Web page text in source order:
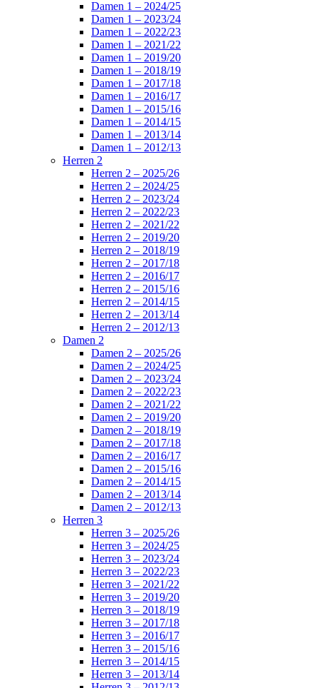
Damen 1 – 2024/25
Damen 1 – 2023/24
Damen 1 – 2022/23
Damen 1 – 2021/22
Damen 1 – 2019/20
Damen 1 – 2018/19
Damen 1 – 2017/18
Damen 1 – 2016/17
Damen 1 – 2015/16
Damen 1 – 2014/15
Damen 1 – 2013/14
Damen 1 – 2012/13
Herren 2
Herren 2 – 2025/26
Herren 2 – 2024/25
Herren 2 – 2023/24
Herren 2 – 2022/23
Herren 2 – 2021/22
Herren 2 – 2019/20
Herren 2 – 2018/19
Herren 2 – 2017/18
Herren 2 – 2016/17
Herren 2 – 2015/16
Herren 2 – 2014/15
Herren 2 – 2013/14
Herren 2 – 2012/13
Damen 2
Damen 2 – 2025/26
Damen 2 – 2024/25
Damen 2 – 2023/24
Damen 2 – 2022/23
Damen 2 – 2021/22
Damen 2 – 2019/20
Damen 2 – 2018/19
Damen 2 – 2017/18
Damen 2 – 2016/17
Damen 2 – 2015/16
Damen 2 – 2014/15
Damen 2 – 2013/14
Damen 2 – 2012/13
Herren 3
Herren 3 – 2025/26
Herren 3 – 2024/25
Herren 3 – 2023/24
Herren 3 – 2022/23
Herren 3 – 2021/22
Herren 3 – 2019/20
Herren 3 – 2018/19
Herren 3 – 2017/18
Herren 3 – 2016/17
Herren 3 – 2015/16
Herren 3 – 2014/15
Herren 3 – 2013/14